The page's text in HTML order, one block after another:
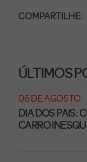
COMPARTILHE:
ÚLTIMOS
06 DE AGOSTO
DIA DOS PAIS:
CARRO